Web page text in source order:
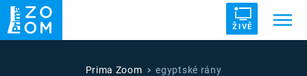
ŽIVĚ
ZRÁDCI UFO DRUHÁ SVĚTOVÁ VÁLKA
Prima Zoom egyptské rány